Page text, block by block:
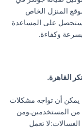
المنزل الخاص
على المساعدة
وكفاءة.
القاهرة.
يمكن أن تواجه مشكلات
من المستخدمين.ومن
تعمل